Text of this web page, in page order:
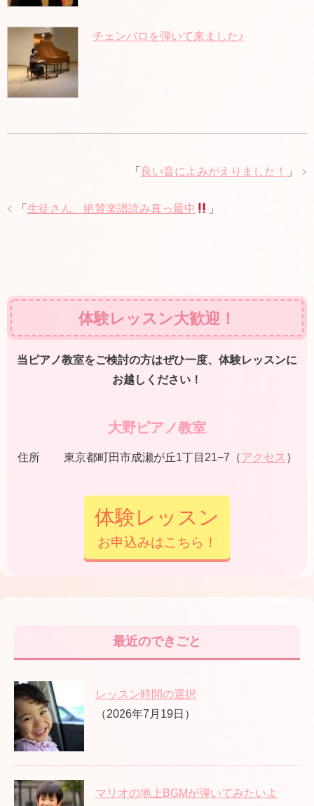
チェンバロを弾いて来ました♪
「 良い音によみがえりました！ 」
「 生徒さん、絶賛楽譜読み真っ最中 」
体験レッスン大歓迎！
当ピアノ教室をご検討の方はぜひ一度、体験レッスンに
お越しください！
大野ピアノ教室
住所 東京都町田市成瀬が丘1丁目21−7（アクセス ）
体験レッスン
お申込みはこちら！
最近のできごと
レッスン時間の選択
（2026年7月19日）
マリオの地上BGMが弾いてみたいよ